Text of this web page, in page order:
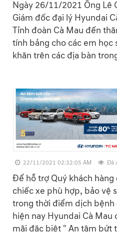
Ngày 26/11/2021 Ông Lê
Giám đốc đại lý Hyundai
Tỉnh đoàn Cà Mau đến
tính bảng cho các em học
khăn trên các địa bàn
22/11/2021 02:32:05 AM Đã
Để hỗ trợ Quý khách
chiếc xe phù hợp, bảo vệ
trong thời điểm dịch
hiện nay Hyundai Cà
mãi đặc biệt " An tâm bứt